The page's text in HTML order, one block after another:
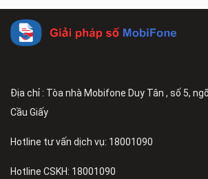
Địa chỉ : Tòa nhà Mobifone Duy Tân , số 5,
Cầu Giấy
Hotline tư vấn dịch vụ: 18001090
Hotline CSKH: 18001090